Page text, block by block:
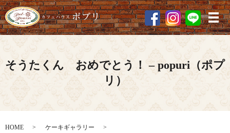
メ
そうたくん おめでとう！ – popuri（ポプ
リ）
HOME
ケーキギャラリー